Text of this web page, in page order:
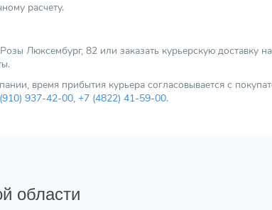
расчету.
Люксембург, 82 или заказать курьерскую доставку
время прибытия курьера согласовывается с
937-42-00, +7 (4822) 41-59-00.
области